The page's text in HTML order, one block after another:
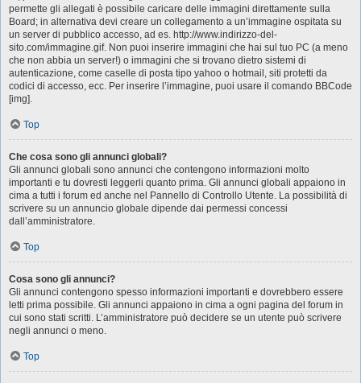
permette gli allegati è possibile caricare delle immagini direttamente sulla
Board; in alternativa devi creare un collegamento a un’immagine ospitata su
un server di pubblico accesso, ad es. http://www.indirizzo-del-
sito.com/immagine.gif. Non puoi inserire immagini che hai sul tuo PC (a meno
che non abbia un server!) o immagini che si trovano dietro sistemi di
autenticazione, come caselle di posta tipo yahoo o hotmail, siti protetti da
codici di accesso, ecc. Per inserire l’immagine, puoi usare il comando BBCode
[img].
Top
Che cosa sono gli annunci globali?
Gli annunci globali sono annunci che contengono informazioni molto
importanti e tu dovresti leggerli quanto prima. Gli annunci globali appaiono in
cima a tutti i forum ed anche nel Pannello di Controllo Utente. La possibilità di
scrivere su un annuncio globale dipende dai permessi concessi
dall’amministratore.
Top
Cosa sono gli annunci?
Gli annunci contengono spesso informazioni importanti e dovrebbero essere
letti prima possibile. Gli annunci appaiono in cima a ogni pagina del forum in
cui sono stati scritti. L’amministratore può decidere se un utente può scrivere
negli annunci o meno.
Top